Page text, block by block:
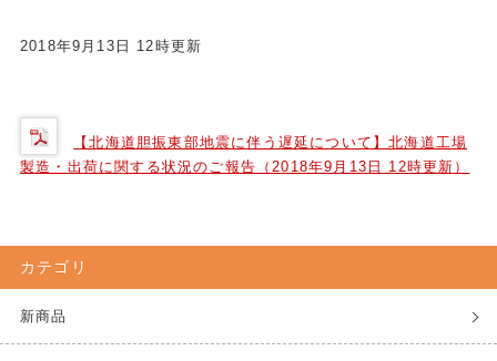
2018年9月13日 12時更新
【北海道胆振東部地震に伴う遅延について】北海道工場
製造・出荷に関する状況のご報告（2018年9月13日 12時更新）
カテゴリ
新商品